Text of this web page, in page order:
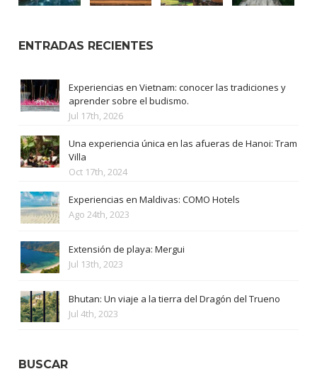
ENTRADAS RECIENTES
Experiencias en Vietnam: conocer las tradiciones y
aprender sobre el budismo.
Jul 17th, 2026
Una experiencia única en las afueras de Hanoi: Tram
Villa
Oct 17th, 2024
Experiencias en Maldivas: COMO Hotels
Ago 24th, 2023
Extensión de playa: Mergui
Jul 13th, 2023
Bhutan: Un viaje a la tierra del Dragón del Trueno
Jul 4th, 2023
BUSCAR